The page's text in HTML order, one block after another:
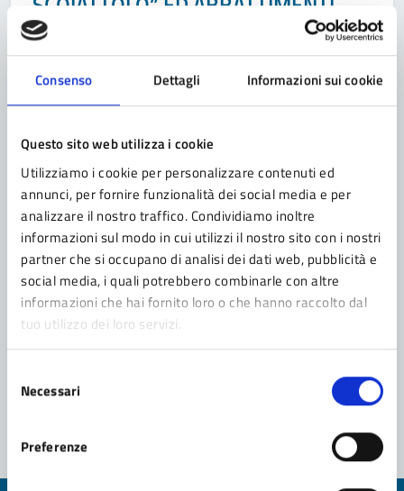
Consenso Dettagli Informazioni sui cookie
Questo sito web utilizza i cookie
Utilizziamo i cookie per personalizzare contenuti ed
annunci, per fornire funzionalità dei social media e per
analizzare il nostro traffico. Condividiamo inoltre
informazioni sul modo in cui utilizzi il nostro sito con i nostri
partner che si occupano di analisi dei dati web, pubblicità e
social media, i quali potrebbero combinarle con altre
informazioni che hai fornito loro o che hanno raccolto dal
tuo utilizzo dei loro servizi.
delNecessari
Preferenze
PER FASCE ISEE ANNO EDUCATIVO
2023-2024
approvate con deliberazione di Giunta comunale n. 71
del 16/12/2023
Categoria:
COMUNICATO 26/04/2024
Consiglio Comunale 2024-04-20
1 2 Pagina 3 4 5 ... 7
Pagina successiva